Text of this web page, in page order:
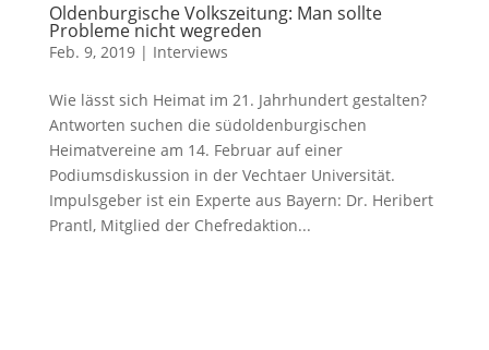
Oldenburgische Volkszeitung: Man sollte
Probleme nicht wegreden
Feb. 9, 2019| Interviews
Wie lässt sich Heimat im 21. Jahrhundert gestalten?
Antworten suchen die südoldenburgischen
Heimatvereine am 14. Februar auf einer
Podiumsdiskussion in der Vechtaer Universität.
Impulsgeber ist ein Experte aus Bayern: Dr. Heribert
Prantl, Mitglied der Chefredaktion...